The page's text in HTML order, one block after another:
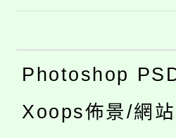
Photoshop
Xoops佈景/網